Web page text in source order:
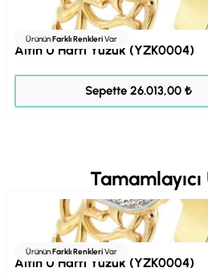
ÜrününFarklı RenkleriVar
Altın U Harfi Yüzük (YZK0004)
Sepette 26.013,00 ₺
ÜrününFarklı RenkleriVar
Altın U Harfi Yüzük (YZK0004)